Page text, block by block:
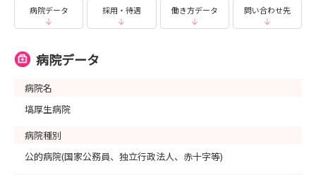
病院データ 採用・待遇 働き方データ 問い合わせ先
病院データ
病院名
塙厚生病院
病院種別
公的病院(国家公務員、独立行政法人、赤十字等)